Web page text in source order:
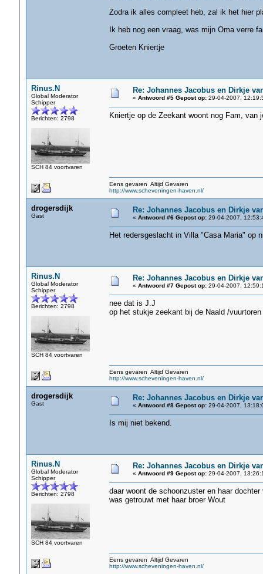
Zodra ik alles compleet heb, zal ik het hier
Ik heb nog een vraag, was mijn Oma verre
Groeten Kniertje
Rinus.N
Global Moderator
Schipper
Berichten: 2798
SCH 84 voortvaren
Re: Johannes Jacobus en Dirkje
« Antwoord #5 Gepost op:29-04-2007,
Kniertje op de Zeekant woont nog Fam, van
Eens gevaren Altijd Gevaren
http://www.scheveningen-haven.nl/
drogersdijk
Gast
Re: Johannes Jacobus en Dirkje
« Antwoord #6 Gepost op:29-04-2007,
Het redersgeslacht in Villa "Casa Maria" op
Rinus.N
Global Moderator
Schipper
Berichten: 2798
SCH 84 voortvaren
Re: Johannes Jacobus en Dirkje
« Antwoord #7 Gepost op:29-04-2007,
nee dat is J.J
op het stukje zeekant bij de Naald /vuurtoren
Eens gevaren Altijd Gevaren
http://www.scheveningen-haven.nl/
drogersdijk
Gast
Re: Johannes Jacobus en Dirkje
« Antwoord #8 Gepost op:29-04-2007,
Is mij niet bekend.
Rinus.N
Global Moderator
Schipper
Berichten: 2798
SCH 84 voortvaren
Re: Johannes Jacobus en Dirkje
« Antwoord #9 Gepost op:29-04-2007,
daar woont de schoonzuster en haar
was getrouwt met haar broer Wout
Eens gevaren Altijd Gevaren
http://www.scheveningen-haven.nl/